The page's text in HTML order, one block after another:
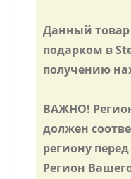
Данный товар
подарком в
получению
ВАЖНО!
должен
региону
Регион